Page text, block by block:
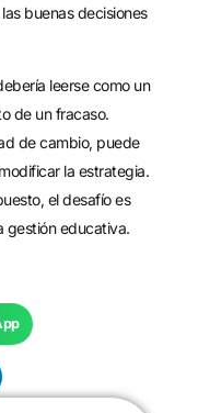
buenas decisiones
leerse como un
de un fracaso.
de cambio, puede
la estrategia.
el desafío es
gestión educativa.